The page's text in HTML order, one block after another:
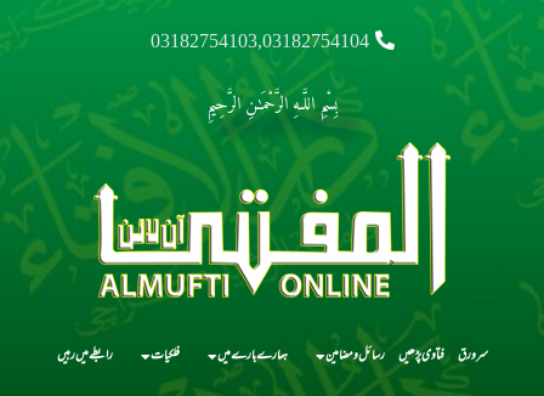
03182754103,03182754104
بِسْمِ اللَّـهِ الرَّحْمَـٰنِ الرَّحِيمِ
سرورق فتاوی پڑھیں رسائل و مضامین ہمارے بارے میں فلکیات رابطے میں رہیں